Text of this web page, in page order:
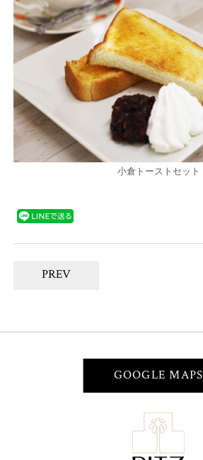
小倉トーストセット
PREV
GOOGLE MAPS